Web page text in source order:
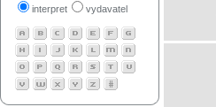
interpret vydavatel